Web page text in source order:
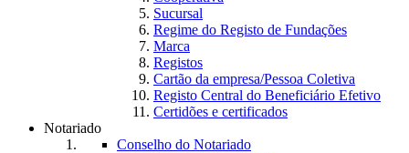
Sucursal
Regime do Registo de Fundações
Marca
Registos
Cartão da empresa/Pessoa Coletiva
Registo Central do Beneficiário Efetivo
Certidões e certificados
Notariado
Conselho do Notariado